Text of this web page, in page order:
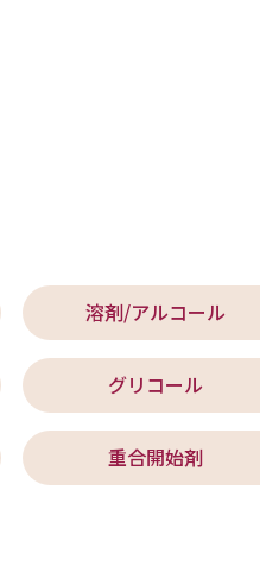
溶剤/アルコール
グリコール
重合開始剤